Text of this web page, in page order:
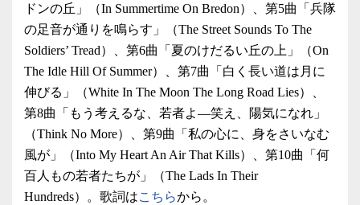
ドンの丘」（In Summertime On Bredon）、第5曲「兵隊
の足音が通りを鳴らす」（The Street Sounds To The
Soldiers’ Tread）、第6曲「夏のけだるい丘の上」（On
The Idle Hill Of Summer）、第7曲「白く長い道は月に
伸びる」（White In The Moon The Long Road Lies）、
第8曲「もう考えるな、若者よ―笑え、陽気になれ」
（Think No More）、第9曲「私の心に、身をさいなむ
風が」（Into My Heart An Air That Kills）、第10曲「何
百人もの若者たちが」（The Lads In Their
Hundreds）。歌詞はこちらから。